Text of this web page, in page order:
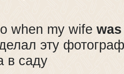
when my wife
эту
в саду